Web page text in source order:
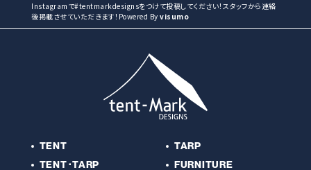
Instagramで#tentmarkdesignsをつけて投稿してください！スタッフから連絡
後掲載させていただきます！Powered By visumo
TENT
TARP
TENT･TARP
FURNITURE